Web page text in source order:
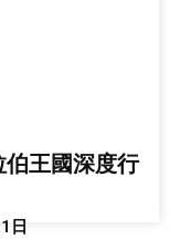
伯王國深度行
日